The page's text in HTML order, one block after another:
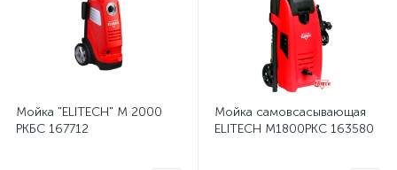
Мойка "ELITECH" М 2000
РКБC 167712
Мойка самовсасывающая
ELITECH М1800РКС 163580